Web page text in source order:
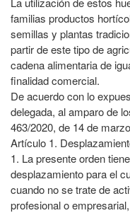
familias productos
semillas y plantas
partir de este tipo de
cadena alimentaria de
finalidad comercial.
De acuerdo con lo
delegada, al amparo de
463/2020, de 14 de
Artículo 1.
1. La presente orden
desplazamiento para el
cuando no se trate de
profesional o